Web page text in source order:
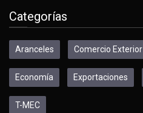
Categorías
Aranceles Comercio Exterior
Economía Exportaciones
T-MEC